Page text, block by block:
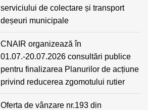
serviciului de colectare și transport
deșeuri municipale
CNAIR organizează în
01.07.-20.07.2026 consultări publice
pentru finalizarea Planurilor de acțiune
privind reducerea zgomotului rutier
Oferta de vânzare nr.193 din